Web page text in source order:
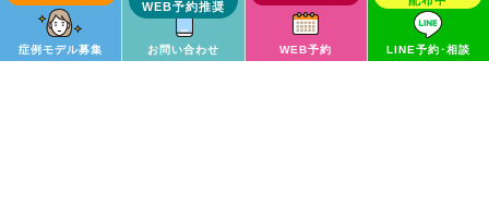
症例モデル募集 お問い合わせ WEB予約 LINE予約･相談